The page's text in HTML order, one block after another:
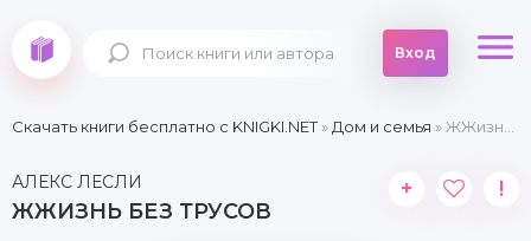
Вход
Скачать книги бесплатно c KNIGKI.NET» Дом и семья » ЖЖизнь без трусов
АЛЕКС ЛЕСЛИ
ЖЖИЗНЬ БЕЗ ТРУСОВ
+ !